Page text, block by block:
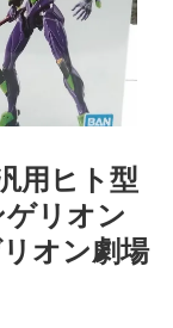
用ヒト型
リオン
オン劇場